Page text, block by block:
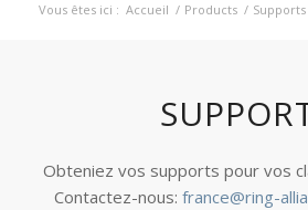
Vous êtes ici : Accueil / Products / Supports
Obteniez vos supports pour vos
Contactez-nous:france@ring-